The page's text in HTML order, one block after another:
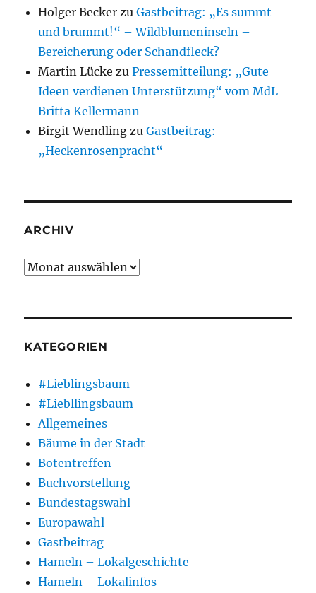
Holger Becker zuGastbeitrag: „Es summt
und brummt!“ – Wildblumeninseln –
Bereicherung oder Schandfleck?
Martin Lücke zuPressemitteilung: „Gute
Ideen verdienen Unterstützung“ vom MdL
Britta Kellermann
Birgit Wendling zuGastbeitrag:
„Heckenrosenpracht“
ARCHIV
Archiv
KATEGORIEN
#Lieblingsbaum
#Liebllingsbaum
Allgemeines
Bäume in der Stadt
Botentreffen
Buchvorstellung
Bundestagswahl
Europawahl
Gastbeitrag
Hameln – Lokalgeschichte
Hameln – Lokalinfos